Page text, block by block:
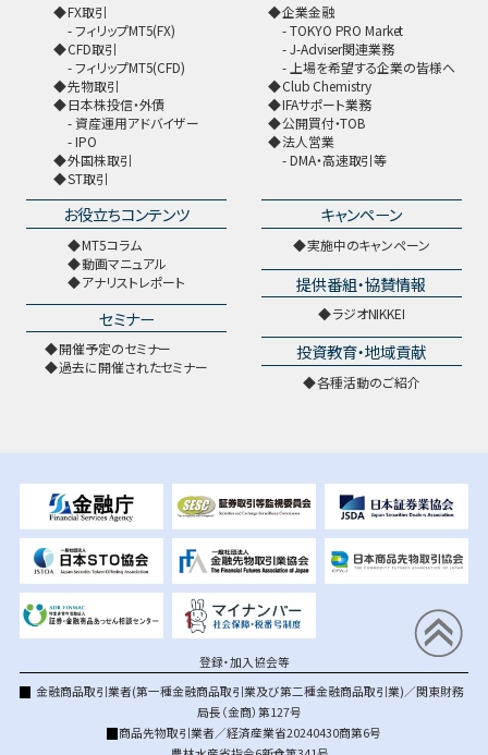
FX取引
フィリップMT5(FX)
CFD取引
フィリップMT5(CFD)
先物取引
日本株投信・外債
資産運用アドバイザー
IPO
外国株取引
ST取引
企業金融
TOKYO PRO Market
J-Adviser関連業務
上場を希望する企業の皆様へ
Club Chemistry
IFAサポート業務
公開買付・TOB
法人営業
DMA・高速取引等
お役立ちコンテンツ
MT5コラム
動画マニュアル
アナリストレポート
セミナー
開催予定のセミナー
過去に開催されたセミナー
キャンペーン
実施中のキャンペーン
提供番組・協賛情報
ラジオNIKKEI
投資教育・地域貢献
各種活動のご紹介
登録・加入協会等
金融商品取引業者(第一種金融商品取引業及び第二種金融商品取引業)／関東財務
局長（金商）第127号
商品先物取引業者／経済産業省20240430商第6号